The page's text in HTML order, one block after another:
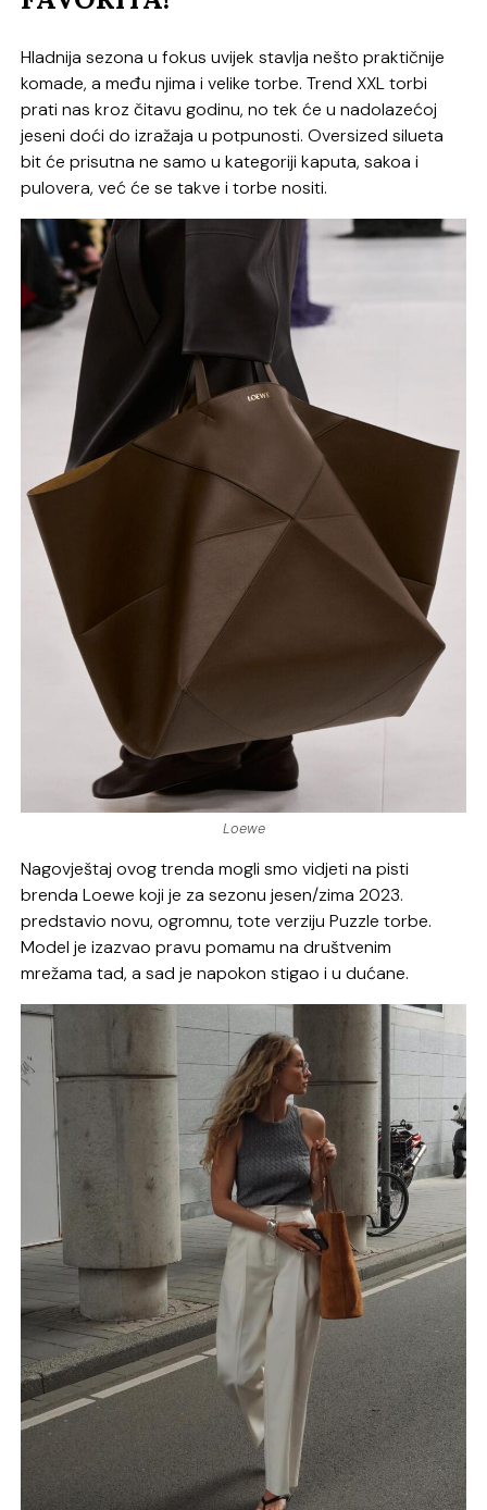
Hladnija sezona u fokus uvijek stavlja nešto praktičnije
komade, a među njima i velike torbe. Trend XXL torbi
prati nas kroz čitavu godinu, no tek će u nadolazećoj
jeseni doći do izražaja u potpunosti. Oversized silueta
bit će prisutna ne samo u kategoriji kaputa, sakoa i
pulovera, već će se takve i torbe nositi.
Loewe
Nagovještaj ovog trenda mogli smo vidjeti na pisti
brenda Loewe koji je za sezonu jesen/zima 2023.
predstavio novu, ogromnu, tote verziju Puzzle torbe.
Model je izazvao pravu pomamu na društvenim
mrežama tad, a sad je napokon stigao i u dućane.